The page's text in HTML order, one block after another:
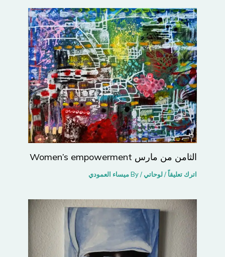
الثامن من مارس Women’s empowerment
اترك تعليقاً /لوحاتي / By ميساء العمودي